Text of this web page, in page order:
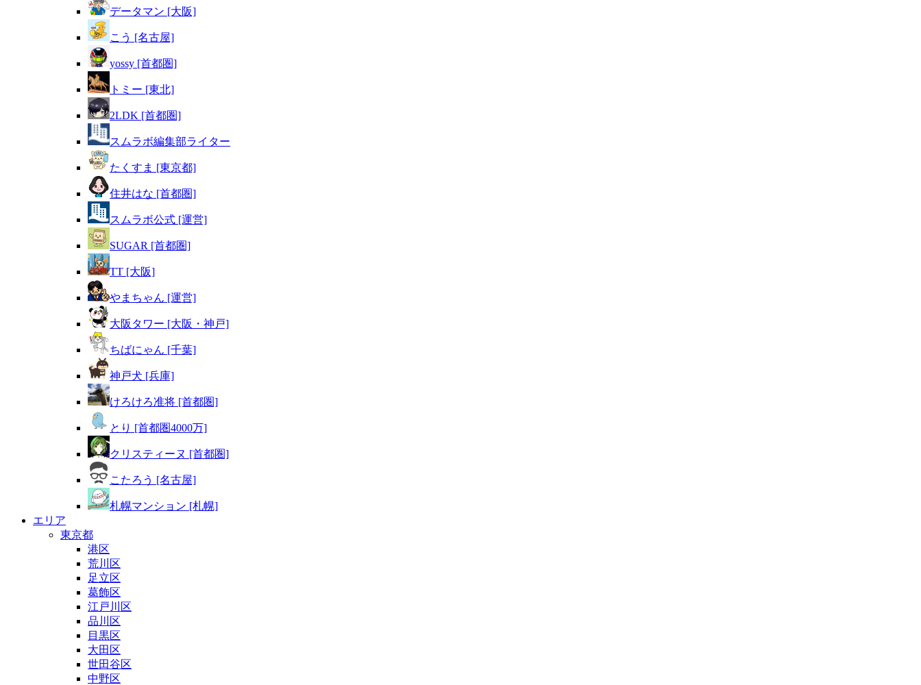
データマン [大阪]
こう [名古屋]
yossy [首都圏]
トミー [東北]
2LDK [首都圏]
スムラボ編集部ライター
たくすま [東京都]
住井はな [首都圏]
スムラボ公式 [運営]
SUGAR [首都圏]
TT [大阪]
やまちゃん [運営]
大阪タワー [大阪・神戸]
ちばにゃん [千葉]
神戸犬 [兵庫]
けろけろ准将 [首都圏]
とり [首都圏4000万]
クリスティーヌ [首都圏]
こたろう [名古屋]
札幌マンション [札幌]
エリア
東京都
港区
荒川区
足立区
葛飾区
江戸川区
品川区
目黒区
大田区
世田谷区
中野区